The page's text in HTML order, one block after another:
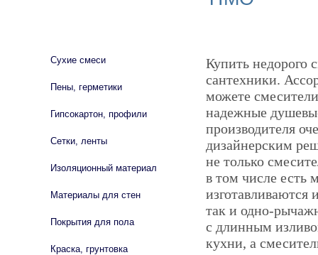
Купить недорого
сантехники.
можете
надежные
производителя
дизайнерским
не только
в том числе есть
изготавливаются
так и одно-
с длинным
кухни, а
Сухие смеси
Пены, герметики
Гипсокартон, профили
Сетки, ленты
Изоляционный материал
Материалы для стен
Покрытия для пола
Краска, грунтовка